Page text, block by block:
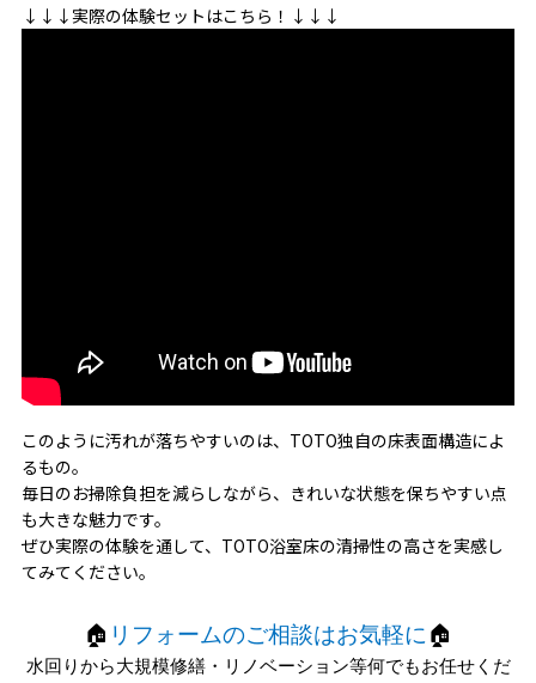
↓↓↓実際の体験セットはこちら！↓↓↓
このように汚れが落ちやすいのは、TOTO独自の床表面構造によ
るもの。
毎日のお掃除負担を減らしながら、きれいな状態を保ちやすい点
も大きな魅力です。
ぜひ実際の体験を通して、TOTO浴室床の清掃性の高さを実感し
てみてください。
🏠 リフォームのご相談はお気軽に 🏠
水回りから大規模修繕・リノベーション等何でもお任せくだ